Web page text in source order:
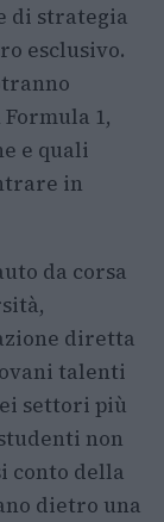
di strategia
esclusivo.
1,
e quali
in
da corsa
diretta
talenti
settori più
non
conto della
dietro una